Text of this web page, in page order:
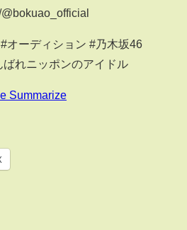
オーディション #乃木坂46
れニッポンのアイドル
Summarize